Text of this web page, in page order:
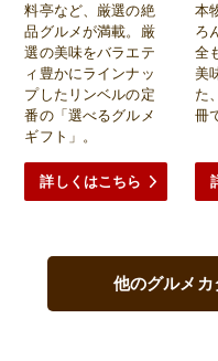
料亭など、厳選の絶
品グルメが満載。厳
選の美味をバラエテ
ィ豊かにラインナッ
プしたリンベルの定
番の「選べるグルメ
ギフト」。
詳しくはこちら
本
ろ
全
美
た
冊
他のグルメ